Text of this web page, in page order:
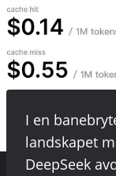
I en
landskapet
DeepSeek